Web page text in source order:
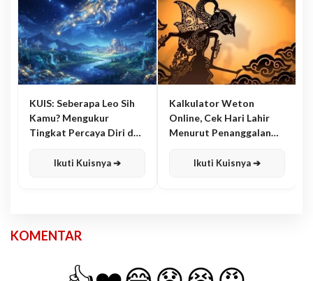
KUIS: Seberapa Leo Sih
Kamu? Mengukur
Tingkat Percaya Diri dan
Ikuti Kuisnya ➔
Kalkulator Weton
Online, Cek Hari Lahir
Menurut Penanggalan
Ikuti Kuisnya ➔
KOMENTAR